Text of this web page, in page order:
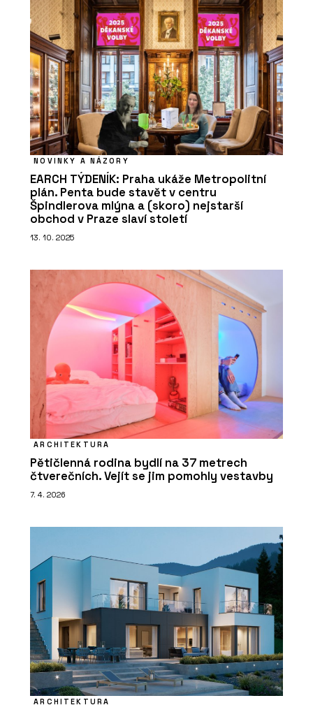
NOVINKY A NÁZORY
EARCH TÝDENÍK: Praha ukáže Metropolitní
plán. Penta bude stavět v centru
Špindlerova mlýna a (skoro) nejstarší
obchod v Praze slaví století
13. 10. 2025
ARCHITEKTURA
Pětičlenná rodina bydlí na 37 metrech
čtverečních. Vejít se jim pomohly vestavby
7. 4. 2026
ARCHITEKTURA